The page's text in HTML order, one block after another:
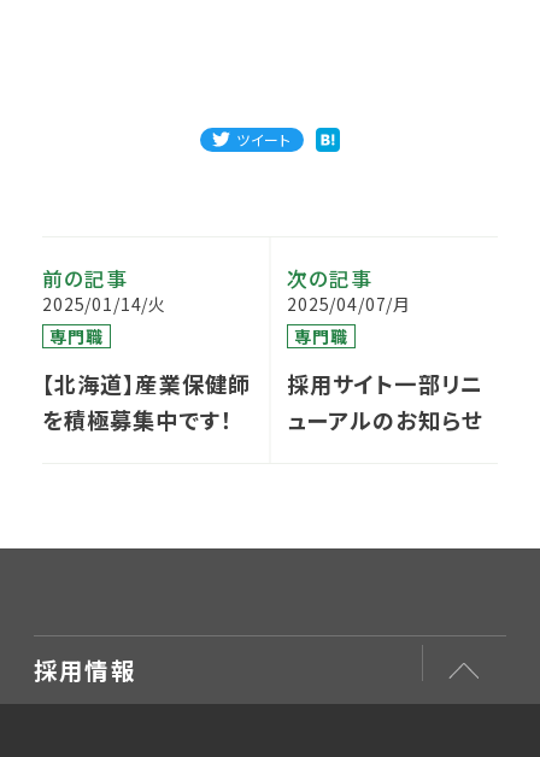
ツイート
前の記事
2025/01/14/火
専門職
【北海道】産業保健師
を積極募集中です！
次の記事
2025/04/07/月
専門職
採用サイト一部リニ
ューアルのお知らせ
採用情報